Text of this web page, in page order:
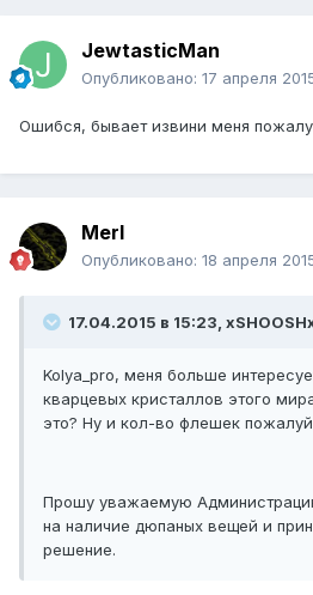
JewtasticMan
Опубликовано: 17 апреля
Ошибся, бывает извини меня
Merl
Опубликовано: 18 апреля
17.04.2015 в 15:23,
Kolya_pro, меня больше
кварцевых кристаллов этого
это? Ну и кол-во флешек
Прошу уважаемую
на наличие дюпаных вещей и
решение.